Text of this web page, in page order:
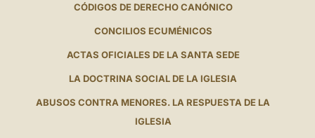
CÓDIGOS DE DERECHO CANÓNICO
CONCILIOS ECUMÉNICOS
ACTAS OFICIALES DE LA SANTA SEDE
LA DOCTRINA SOCIAL DE LA IGLESIA
ABUSOS CONTRA MENORES. LA RESPUESTA DE LA
IGLESIA